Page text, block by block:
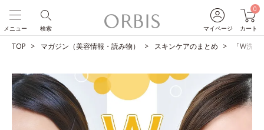
マイページ
0
カート
検索
メニュー
TOP マガジン（美容情報・読み物） スキンケアのまとめ 「W洗